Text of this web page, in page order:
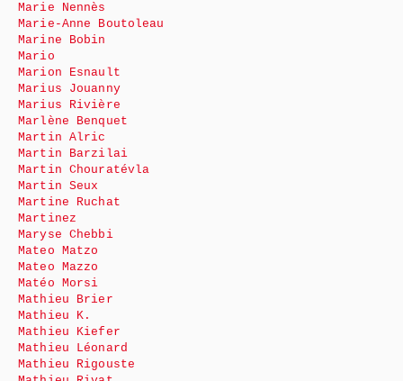
Marie Nennès
Marie-Anne Boutoleau
Marine Bobin
Mario
Marion Esnault
Marius Jouanny
Marius Rivière
Marlène Benquet
Martin Alric
Martin Barzilai
Martin Chouratévla
Martin Seux
Martine Ruchat
Martinez
Maryse Chebbi
Mateo Matzo
Mateo Mazzo
Matéo Morsi
Mathieu Brier
Mathieu K.
Mathieu Kiefer
Mathieu Léonard
Mathieu Rigouste